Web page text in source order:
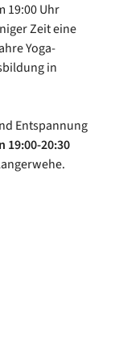
19:00 Uhr
Zeit eine
Yoga-
in
Entspannung
19:00-20:30